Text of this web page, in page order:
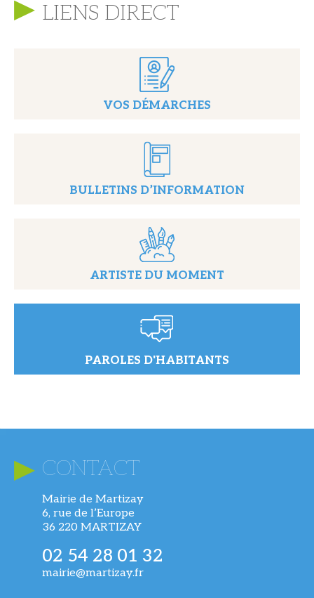
LIENS DIRECT
VOS DÉMARCHES
BULLETINS D’INFORMATION
ARTISTE DU MOMENT
PAROLES D'HABITANTS
CONTACT
Mairie de Martizay
6, rue de l’Europe
36 220 MARTIZAY
02 54 28 01 32
mairie@martizay.fr